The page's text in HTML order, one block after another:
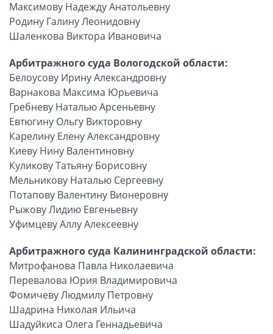
Максимову Надежду Анатольевну
Родину Галину Леонидовну
Шаленкова Виктора Ивановича
Арбитражного суда Вологодской области:
Белоусову Ирину Александровну
Варнакова Максима Юрьевича
Гребневу Наталью Арсеньевну
Евтюгину Ольгу Викторовну
Карелину Елену Александровну
Киеву Нину Валентиновну
Куликову Татьяну Борисовну
Мельникову Наталью Сергеевну
Потапову Валентину Вионеровну
Рыжову Лидию Евгеньевну
Уфимцеву Аллу Алексеевну
Арбитражного суда Калининградской области:
Митрофанова Павла Николаевича
Перевалова Юрия Владимировича
Фомичеву Людмилу Петровну
Шадрина Николая Ильича
Шадуйкиса Олега Геннадьевича